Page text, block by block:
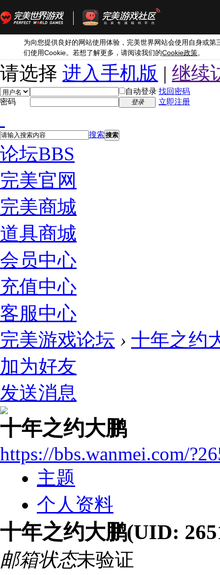
为向您提供良好的网站使用体验，完美世界网站会使用自身或第
们使用Cookie。若想了解更多，请阅读我们的Cookie政策。
请选择 进入手机版 | 继续
自动登录 找回密码
密码
登录 立即注册
搜索 搜索
论坛BBS
完美官网
完美商城
道具商城
会员中心
充值中心
客服中心
完美游戏论坛 › 十年之约
加为好友
发送消息
十年之约大鹏
https://bbs.wanmei.com/
主题
个人资料
十年之约大鹏(UID:
邮箱状态未验证